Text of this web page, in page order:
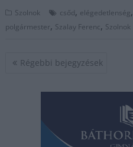
Szolnok csőd, elégedetlenség,
polgármester, Szalay Ferenc, Szolnok
Bejegyzés
Régebbi bejegyzések